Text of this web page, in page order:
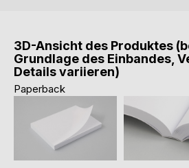
3D-Ansicht des Produktes
Grundlage des Einbandes,
Details variieren)
Paperback